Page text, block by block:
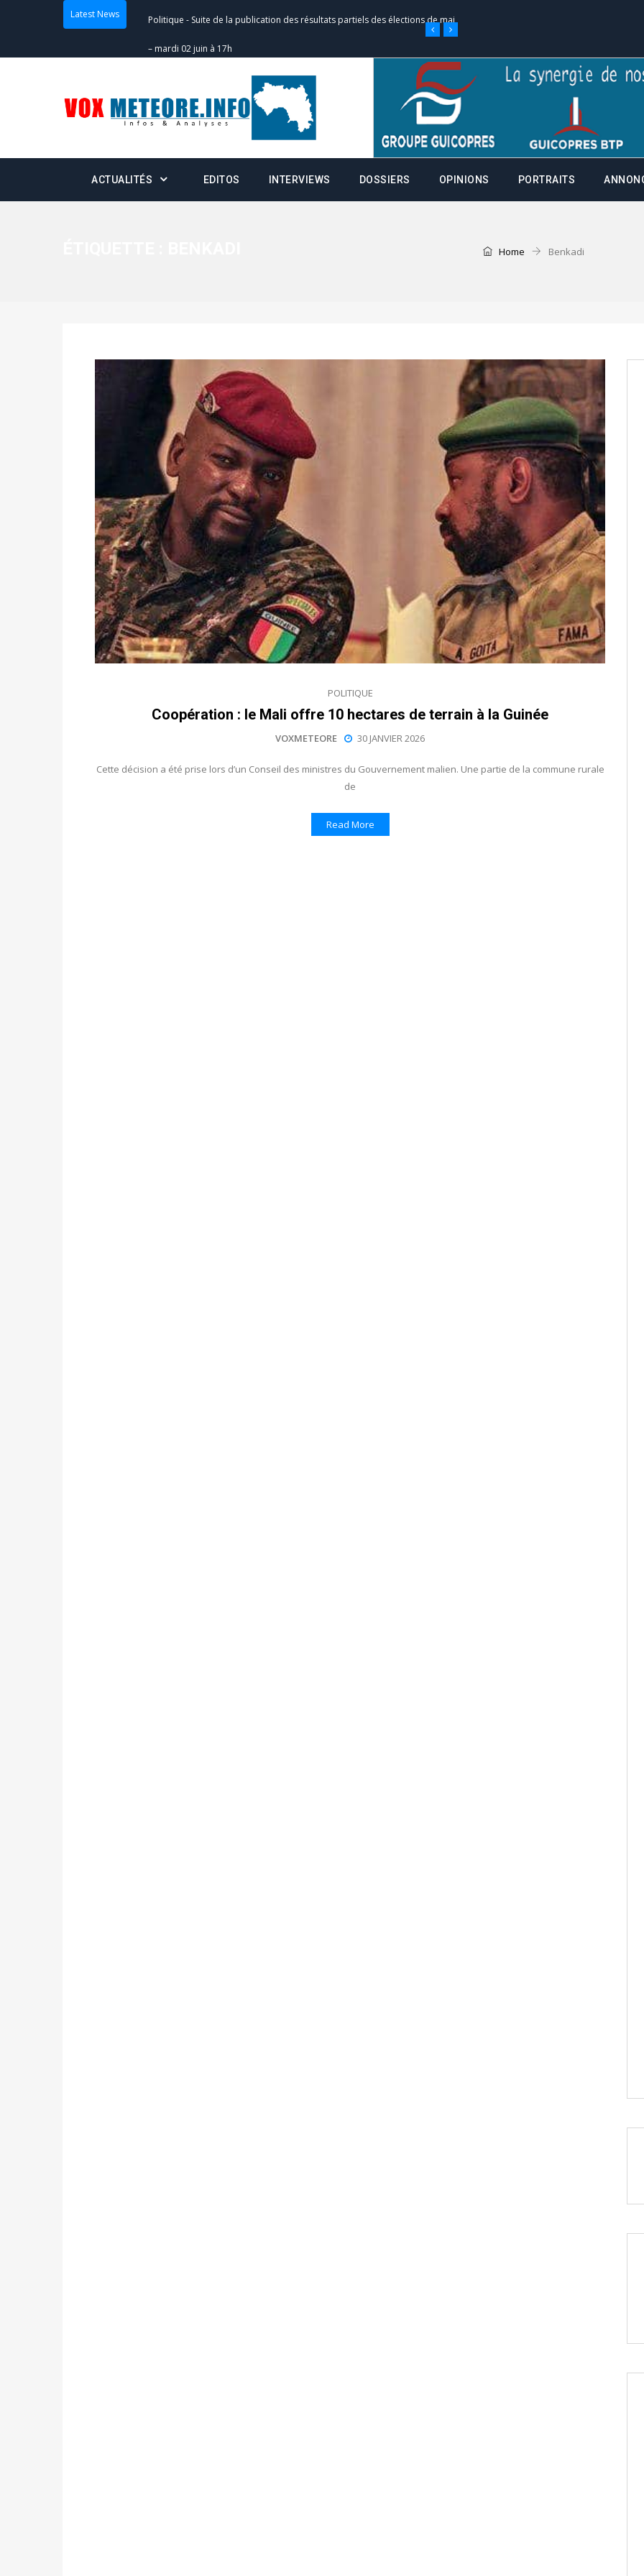
Latest News Politique Suite de la publication des résultats partiels des élections de mai
– mardi 02 juin à 17h
Scrutins : la DGE active un centre d’appel, joignable au 105, ouvert
24h/24 et 7j/7
Actualités - Double scrutin du 31 mai : fin des campagnes ce jeudi 28 mai à
minuit
Actualités Communiqué relatif à la délivrance de la fiche de procuration
Politique-Double scrutin du 31 mai : retrait des cartes d’électeurs possible
du 16 au 31 mai 2026
Politique -Délégués de bureaux de vote : vos informations à transmettre
avant le 16 mai 2026 à 16h
Politique Proclamation des résultats globaux provisoires et des
statistiques des législatives et communales : ce 4 juin à 18h
Politique- Suite de la publication des résultats partiels des élections de mai
ce 03 juin à 14h
ACTUALITÉS EDITOS INTERVIEWS DOSSIERS OPINIONS PORTRAITS
Home Benkadi
POLITIQUE
Coopération : le Mali offre 10 hectares de terrain à la Guinée
VOXMETEORE 30 JANVIER 2026
Cette décision a été prise lors d’un Conseil des ministres du Gouvernement malien. Une partie de la commune rurale
de
Read More